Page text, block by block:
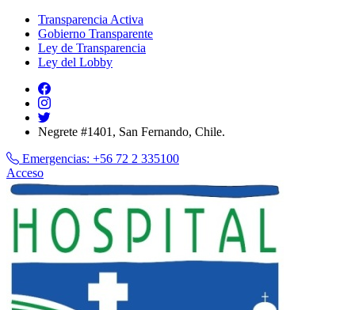
Transparencia Activa
Gobierno Transparente
Ley de Transparencia
Ley del Lobby
Negrete #1401, San Fernando, Chile.
Emergencias: +56 72 2 335100
Acceso